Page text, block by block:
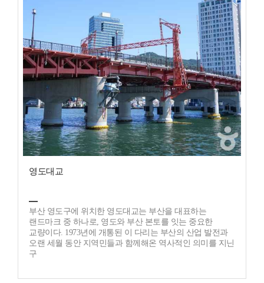
영도대교
부산 영도구에 위치한 영도대교는 부산을 대표하는
랜드마크 중 하나로, 영도와 부산 본토를 잇는 중요한
교량이다. 1973년에 개통된 이 다리는 부산의 산업 발전과
오랜 세월 동안 지역민들과 함께해온 역사적인 의미를 지닌
구